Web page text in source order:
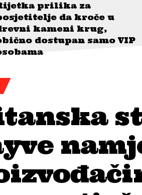
prilika za
da kroče u
kameni krug,
dostupan samo VIP